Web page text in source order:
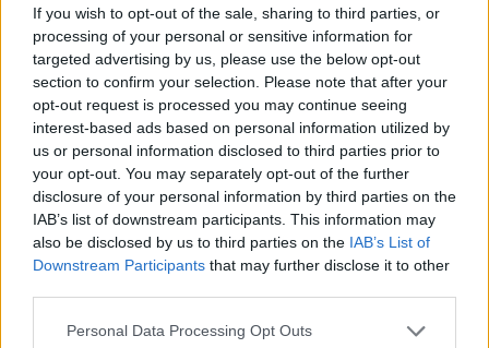
If you wish to opt-out of the sale, sharing to third parties, or
processing of your personal or sensitive information for
targeted advertising by us, please use the below opt-out
section to confirm your selection. Please note that after your
opt-out request is processed you may continue seeing
interest-based ads based on personal information utilized by
us or personal information disclosed to third parties prior to
your opt-out. You may separately opt-out of the further
disclosure of your personal information by third parties on the
IAB’s list of downstream participants. This information may
also be disclosed by us to third parties on the IAB’s List of
Downstream Participants that may further disclose it to other
Personal Data Processing Opt Outs
később kell fizetnie a 37+12 milliárd forintot.
Magyar Péter elmondása szerint a kórházak
működtetésével megbízott KEF krónikusan alul
volt finanszírozva, például a kórházi klímák
karbantartására sem volt betervezve fedezet a
költségvetésbe. Ezen is változtat az új kormány.
Az eseményről a helyszínről élőben tudósítottunk.
Követeléskezelési trendek 2026A Portfolio és az EOS közös
szervezésű félnapos konferenciája a kintlévőség-kezelés
egyik fontos hazai szakmai eseménye, amelyet immár 11.
éve rendezünk meg. Idén szeptemberben kiemelt figyelmet
fordítunk azokra a témákra, amelyek jelenleg leginkább